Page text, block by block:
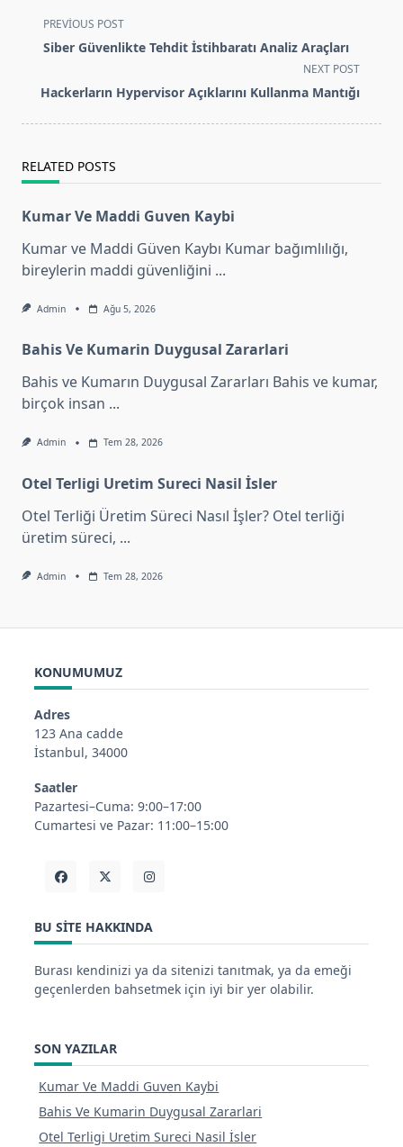
<span
class="nav-
screen-
text">Page</span>
PREVIOUS POST
Siber Güvenlikte Tehdit İstihbaratı Analiz Araçları
NEXT POST
Hackerların Hypervisor Açıklarını Kullanma Mantığı
RELATED POSTS
Kumar Ve Maddi Guven Kaybi
Kumar ve Maddi Güven Kaybı Kumar bağımlılığı,
bireylerin maddi güvenliğini ...
Admin Ağu 5, 2026
Bahis Ve Kumarin Duygusal Zararlari
Bahis ve Kumarın Duygusal Zararları Bahis ve kumar,
birçok insan ...
Admin Tem 28, 2026
Otel Terligi Uretim Sureci Nasil İsler
Otel Terliği Üretim Süreci Nasıl İşler? Otel terliği
üretim süreci, ...
Admin Tem 28, 2026
KONUMUMUZ
Adres
123 Ana cadde
İstanbul, 34000
Saatler
Pazartesi–Cuma: 9:00–17:00
Cumartesi ve Pazar: 11:00–15:00
BU SITE HAKKINDA
Burası kendinizi ya da sitenizi tanıtmak, ya da emeği
geçenlerden bahsetmek için iyi bir yer olabilir.
SON YAZILAR
Kumar Ve Maddi Guven Kaybi
Bahis Ve Kumarin Duygusal Zararlari
Otel Terligi Uretim Sureci Nasil İsler